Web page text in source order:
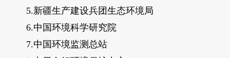
5.新疆生产建设兵团生态环境局
6.中国环境科学研究院
7.中国环境监测总站